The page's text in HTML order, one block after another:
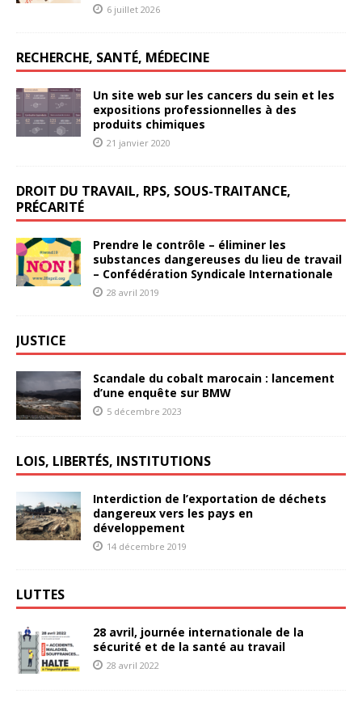
6 juillet 2026
RECHERCHE, SANTÉ, MÉDECINE
Un site web sur les cancers du sein et les
expositions professionnelles à des
produits chimiques
21 janvier 2020
DROIT DU TRAVAIL, RPS, SOUS-TRAITANCE,
PRÉCARITÉ
Prendre le contrôle – éliminer les
substances dangereuses du lieu de travail
– Confédération Syndicale Internationale
28 avril 2019
JUSTICE
Scandale du cobalt marocain : lancement
d’une enquête sur BMW
5 décembre 2023
LOIS, LIBERTÉS, INSTITUTIONS
Interdiction de l’exportation de déchets
dangereux vers les pays en
développement
14 décembre 2019
LUTTES
28 avril, journée internationale de la
sécurité et de la santé au travail
28 avril 2022